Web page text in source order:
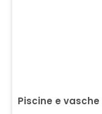
Piscine e vasche